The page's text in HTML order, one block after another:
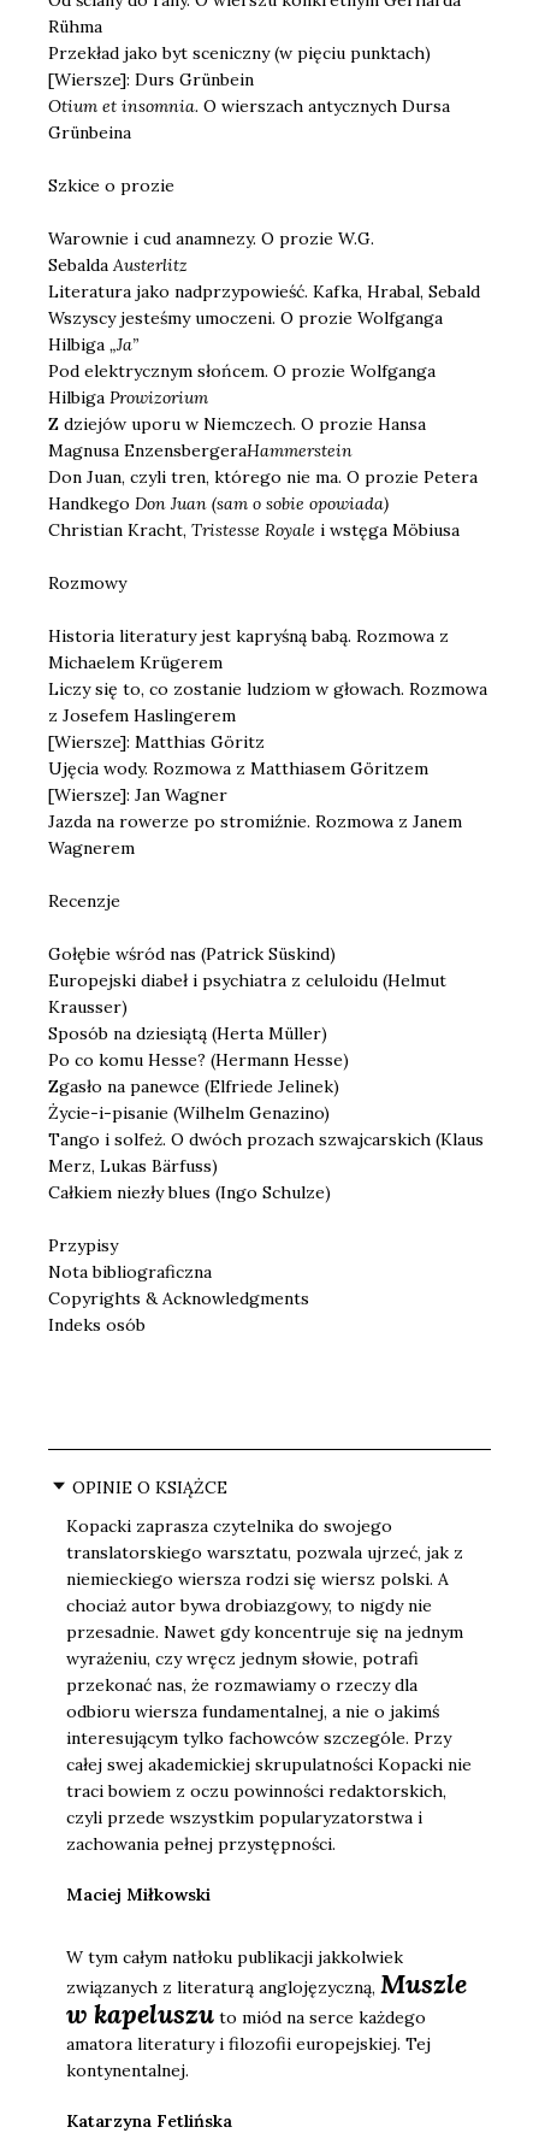
Rühma
Przekład jako byt sceniczny (w pięciu punktach)
[Wiersze]: Durs Grünbein
Otium et insomnia. O wierszach antycznych Dursa
Grünbeina
Szkice o prozie
Warownie i cud anamnezy. O prozie W.G.
SebaldaAusterlitz
Literatura jako nadprzypowieść. Kafka, Hrabal, Sebald
Wszyscy jesteśmy umoczeni. O prozie Wolfganga
Hilbiga „Ja”
Pod elektrycznym słońcem. O prozie Wolfganga
Hilbiga Prowizorium
Z dziejów uporu w Niemczech. O prozie Hansa
Magnusa EnzensbergeraHammerstein
Don Juan, czyli tren, którego nie ma. O prozie Petera
Handkego Don Juan (sam o sobie opowiada)
Christian Kracht, Tristesse Royale i wstęga Möbiusa
Rozmowy
Historia literatury jest kapryśną babą. Rozmowa z
Michaelem Krügerem
Liczy się to, co zostanie ludziom w głowach. Rozmowa
z Josefem Haslingerem
[Wiersze]: Matthias Göritz
Ujęcia wody. Rozmowa z Matthiasem Göritzem
[Wiersze]: Jan Wagner
Jazda na rowerze po stromiźnie. Rozmowa z Janem
Wagnerem
Recenzje
Gołębie wśród nas (Patrick Süskind)
Europejski diabeł i psychiatra z celuloidu (Helmut
Krausser)
Sposób na dziesiątą (Herta Müller)
Po co komu Hesse? (Hermann Hesse)
Zgasło na panewce (Elfriede Jelinek)
Życie-i-pisanie (Wilhelm Genazino)
Tango i solfeż. O dwóch prozach szwajcarskich (Klaus
Merz, Lukas Bärfuss)
Całkiem niezły blues (Ingo Schulze)
Przypisy
Nota bibliograficzna
Copyrights & Acknowledgments
Indeks osób
OPINIE O KSIĄŻCE
Kopacki zaprasza czytelnika do swojego
translatorskiego warsztatu, pozwala ujrzeć, jak z
niemieckiego wiersza rodzi się wiersz polski. A
chociaż autor bywa drobiazgowy, to nigdy nie
przesadnie. Nawet gdy koncentruje się na jednym
wyrażeniu, czy wręcz jednym słowie, potrafi
przekonać nas, że rozmawiamy o rzeczy dla
odbioru wiersza fundamentalnej, a nie o jakimś
interesującym tylko fachowców szczególe. Przy
całej swej akademickiej skrupulatności Kopacki nie
traci bowiem z oczu powinności redaktorskich,
czyli przede wszystkim popularyzatorstwa i
zachowania pełnej przystępności.
Maciej Miłkowski
W tym całym natłoku publikacji jakkolwiek
związanych z literaturą anglojęzyczną, Muszle
w kapeluszu to miód na serce każdego
amatora literatury i filozofii europejskiej. Tej
kontynentalnej.
Katarzyna Fetlińska